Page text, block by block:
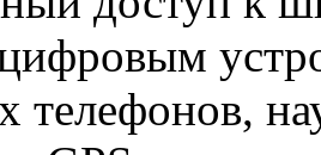
телефонов,